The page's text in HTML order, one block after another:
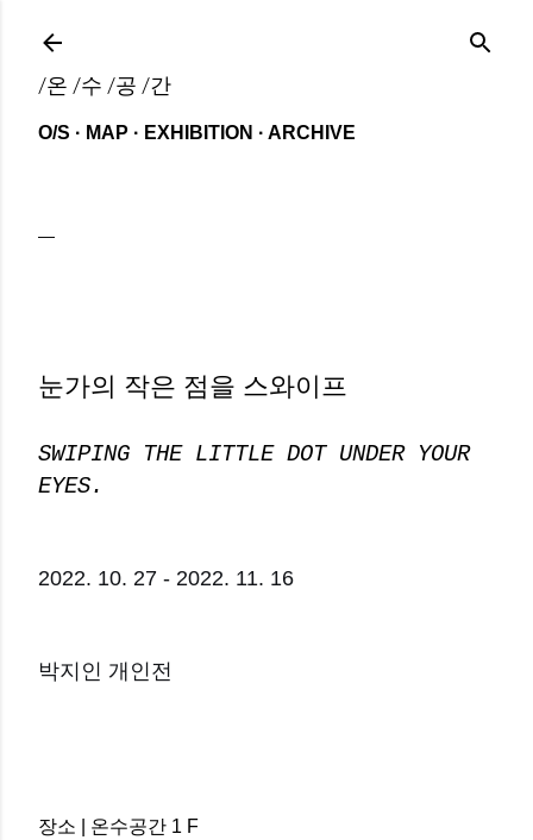
/온 /수 /공 /간
O/S MAP EXHIBITION ARCHIVE
눈가의 작은 점을 스와이프
SWIPING THE LITTLE DOT UNDER YOUR
EYES.
2022. 10. 27 - 2022. 11. 16
박지인 개인전
장소 | 온수공간 1 F